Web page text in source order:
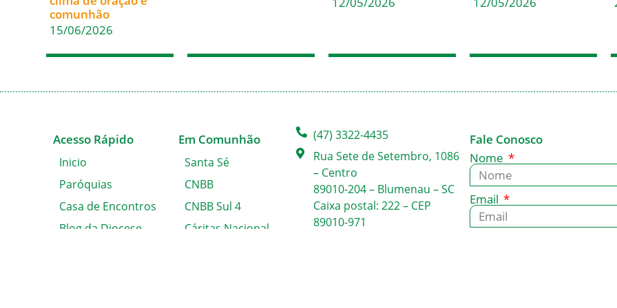
comunhão
15/06/2026
Acesso Rápido
Inicio
Paróquias
Casa de Encontros
Blog da Diocese
Em Comunhão
Santa Sé
CNBB
CNBB Sul 4
Cáritas Nacional
(47) 3322-4435
Rua Sete de Setembro, 1086
– Centro
89010-204 – Blumenau – SC
Caixa postal: 222 – CEP
89010-971
Fale Conosco
Nome
Email